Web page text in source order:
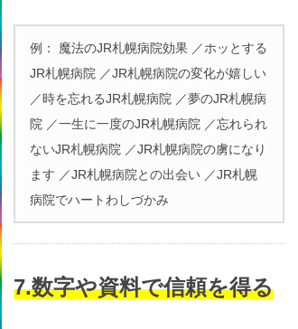
例： 魔法のJR札幌病院効果 ／ホッとする
JR札幌病院 ／JR札幌病院の変化が嬉しい
／時を忘れるJR札幌病院 ／夢のJR札幌病
院 ／一生に一度のJR札幌病院 ／忘れられ
ないJR札幌病院 ／JR札幌病院の虜になり
ます ／JR札幌病院との出会い ／JR札幌
病院でハートわしづかみ
7.数字や資料で信頼を得る